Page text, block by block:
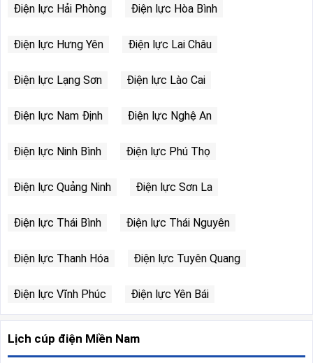
Điện lực Hải Phòng Điện lực Hòa Bình
Điện lực Hưng Yên Điện lực Lai Châu
Điện lực Lạng Sơn Điện lực Lào Cai
Điện lực Nam Định Điện lực Nghệ An
Điện lực Ninh Bình Điện lực Phú Thọ
Điện lực Quảng Ninh Điện lực Sơn La
Điện lực Thái Bình Điện lực Thái Nguyên
Điện lực Thanh Hóa Điện lực Tuyên Quang
Điện lực Vĩnh Phúc Điện lực Yên Bái
Lịch cúp điện Miền Nam